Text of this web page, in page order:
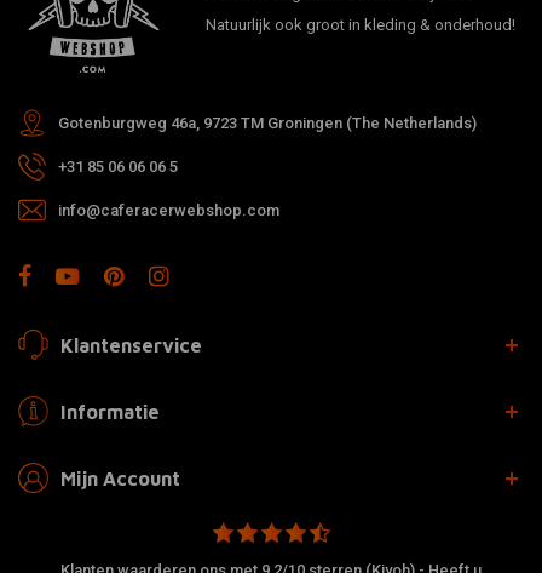
Natuurlijk ook groot in kleding & onderhoud!
Gotenburgweg 46a, 9723 TM Groningen (The Netherlands)
+31 85 06 06 06 5
info@caferacerwebshop.com
Klantenservice
Informatie
Mijn Account